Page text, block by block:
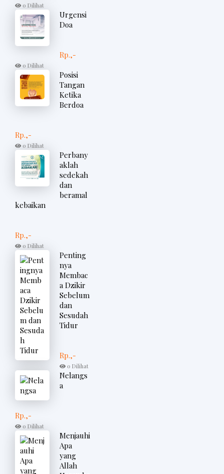
0 Dilihat
Urgensi
Doa
Rp.,-
0 Dilihat
Posisi
Tangan
Ketika
Berdoa
Rp.,-
0 Dilihat
Perbany
aklah
sedekah
dan
beramal
kebaikan
Rp.,-
0 Dilihat
Penting
nya
Membac
a Dzikir
Sebelum
dan
Sesudah
Tidur
Rp.,-
0 Dilihat
Nelangs
a
Rp.,-
0 Dilihat
Menjauhi
Apa
yang
Allah